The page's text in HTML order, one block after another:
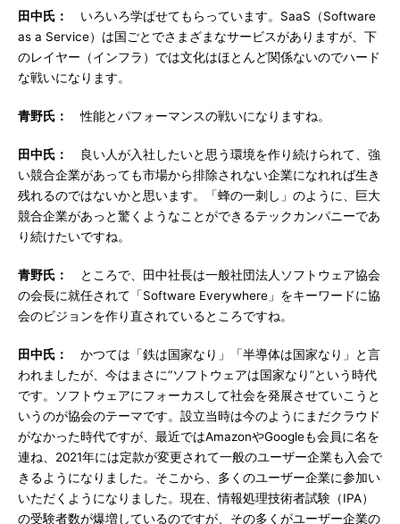
田中氏：
いろいろ学ばせてもらっています。SaaS（Software
as a Service）は国ごとでさまざまなサービスがありますが、下
のレイヤー（インフラ）では文化はほとんど関係ないのでハード
な戦いになります。
青野氏： 性能とパフォーマンスの戦いになりますね。
田中氏：
良い人が入社したいと思う環境を作り続けられて、強
い競合企業があっても市場から排除されない企業になれれば生き
残れるのではないかと思います。「蜂の一刺し」のように、巨大
競合企業があっと驚くようなことができるテックカンパニーであ
り続けたいですね。
青野氏：
ところで、田中社長は一般社団法人ソフトウェア協会
の会長に就任されて「Software Everywhere」をキーワードに協
会のビジョンを作り直されているところですね。
田中氏：
かつては「鉄は国家なり」「半導体は国家なり」と言
われましたが、今はまさに“ソフトウェアは国家なり”という時代
です。ソフトウェアにフォーカスして社会を発展させていこうと
いうのが協会のテーマです。設立当時は今のようにまだクラウド
がなかった時代ですが、最近ではAmazonやGoogleも会員に名を
連ね、2021年には定款が変更されて一般のユーザー企業も入会で
きるようになりました。そこから、多くのユーザー企業に参加い
いただくようになりました。現在、情報処理技術者試験（IPA）
の受験者数が爆増しているのですが、その多くがユーザー企業の